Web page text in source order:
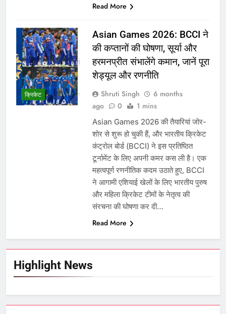
Highlight News
Read More
क्रिकेट
Asian Games 2026: BCCI ने
की कप्तानों की घोषणा, सूर्या और
हरमनप्रीत संभालेंगे कमान, जानें पूरा
शेड्यूल और रणनीति
Shruti Singh
6 months
ago
0 1 mins
Asian Games 2026 की तैयारियां जोर-
शोर से शुरू हो चुकी हैं, और भारतीय क्रिकेट
कंट्रोल बोर्ड (BCCI) ने इस प्रतिष्ठित
टूर्नामेंट के लिए अपनी कमर कस ली है। एक
महत्वपूर्ण रणनीतिक कदम उठाते हुए, BCCI
ने आगामी एशियाई खेलों के लिए भारतीय पुरुष
और महिला क्रिकेट टीमों के नेतृत्व की
संरचना की घोषणा कर दी…
Read More